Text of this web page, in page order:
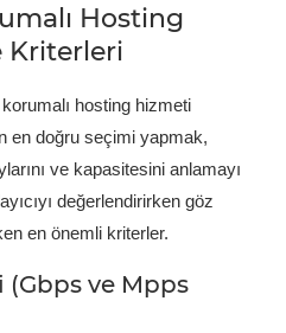
Hosting
Kriterleri
hosting hizmeti
en doğru seçimi yapmak,
ve kapasitesini anlamayı
değerlendirirken göz
en önemli kriterler.
(Gbps ve Mpps